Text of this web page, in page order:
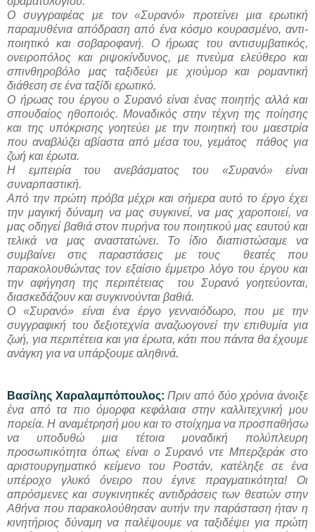
Ο συγγραφέας με τον «Συρανό» προτείνει μια ερωτική
παραμυθένια απόδραση από ένα κόσμο κουρασμένο, αντι-
ποιητικό και σοβαροφανή. Ο ήρωας του αντισυμβατικός,
ονειροπόλος και ριψοκίνδυνος, με πνεύμα ελεύθερο και
σπινθηροβόλο μας ταξιδεύει με χιούμορ και ρομαντική
διάθεση σε ένα ταξίδι ερωτικό.
Ο ήρωας του έργου ο Συρανό είναι ένας ποιητής αλλά και
σπουδαίος ηθοποιός. Μοναδικός στην τέχνη της ποίησης
και της υπόκρισης γοητεύει με την ποιητική του μαεστρία
που αναβλύζει αβίαστα από μέσα του, γεμάτος πάθος για
ζωή και έρωτα.
Η εμπειρία του ανεβάσματος του «Συρανό» είναι
συναρπαστική.
Από την πρώτη πρόβα μέχρι και σήμερα αυτό το έργο έχει
την μαγική δύναμη να μας συγκινεί, να μας χαροποιεί, να
μας οδηγεί βαθιά στον πυρήνα του ποιητικού μας εαυτού και
τελικά να μας αναστατώνει. Το ίδιο διαπιστώσαμε να
συμβαίνει στις παραστάσεις με τους θεατές που
παρακολουθώντας τον εξαίσιο έμμετρο λόγο του έργου και
την αφήγηση της περιπέτειας του Συρανό γοητεύονται,
διασκεδάζουν και συγκινούνται βαθιά.
Ο «Συρανό» είναι ένα έργο γενναιόδωρο, που με την
συγγραφική του δεξιοτεχνία αναζωογονεί την επιθυμία για
ζωή, για περιπέτεια και για έρωτα, κάτι που πάντα θα έχουμε
ανάγκη για να υπάρξουμε αληθινά.
Βασίλης Χαραλαμπόπουλος: Πριν από δύο χρόνια άνοιξε
ένα από τα πιο όμορφα κεφάλαια στην καλλιτεχνική μου
πορεία. Η αναμέτρησή μου και το στοίχημα να προσπαθήσω
να υποδυθώ μια τέτοια μοναδική πολύπλευρη
προσωπικότητα όπως είναι ο Συρανό ντε Μπερζεράκ στο
αριστουργηματικό κείμενο του Ροστάν, κατέληξε σε ένα
υπέροχο γλυκό όνειρο που έγινε πραγματικότητα! Οι
απρόσμενες και συγκινητικές αντιδράσεις των θεατών στην
Αθήνα που παρακολούθησαν αυτήν την παράσταση ήταν η
κινητήριος δύναμη να παλέψουμε να ταξιδέψει για πρώτη